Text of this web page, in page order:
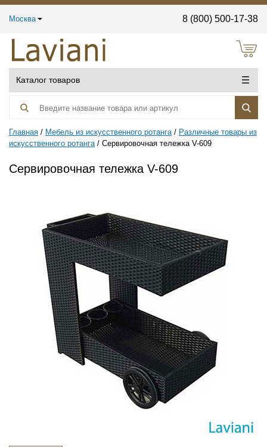
Москва 8 (800) 500-17-38
Каталог товаров
Главная Мебель из искусственного ротанга
Различные товары из
искусственного ротанга
Сервировочная тележка V-609
Сервировочная тележка V-609